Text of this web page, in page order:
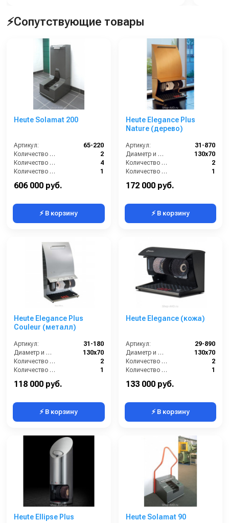
⚡Сопутствующие товары
Heute Solamat 200
Артикул:
65-220
Количество боковых щёток (шт):
2
Количество нижних щёточных валиков (шт):
4
Количество щёток чистки верха обуви (шт):
1
606 000 руб.
⚡ В корзину
Heute Elegance Plus
Nature (дерево)
Артикул:
31-870
Диаметр и ширина щёток (мм):
130х70
Количество щёток полировки (шт):
2
Количество щёток предварительной очистки (шт):
1
172 000 руб.
⚡ В корзину
Heute Elegance Plus
Couleur (металл)
Артикул:
31-180
Диаметр и ширина щёток (мм):
130х70
Количество щёток полировки (шт):
2
Количество щёток предварительной очистки (шт):
1
118 000 руб.
⚡ В корзину
Heute Elegance (кожа)
Артикул:
29-890
Диаметр и ширина щёток (мм):
130х70
Количество щёток полировки (шт):
2
Количество щёток предварительной очистки (шт):
1
133 000 руб.
⚡ В корзину
Heute Ellipse Plus Heute Solamat 90